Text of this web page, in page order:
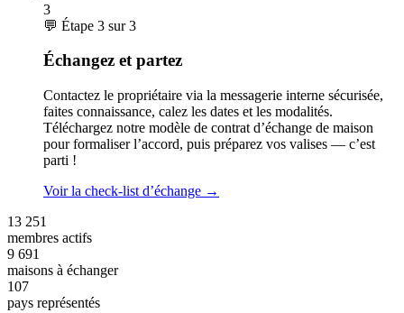
3
💬 Étape 3 sur 3
Échangez et partez
Contactez le propriétaire via la messagerie interne sécurisée,
faites connaissance, calez les dates et les modalités.
Téléchargez notre modèle de contrat d’échange de maison
pour formaliser l’accord, puis préparez vos valises — c’est
parti !
Voir la check-list d’échange →
13 251
membres actifs
9 691
maisons à échanger
107
pays représentés